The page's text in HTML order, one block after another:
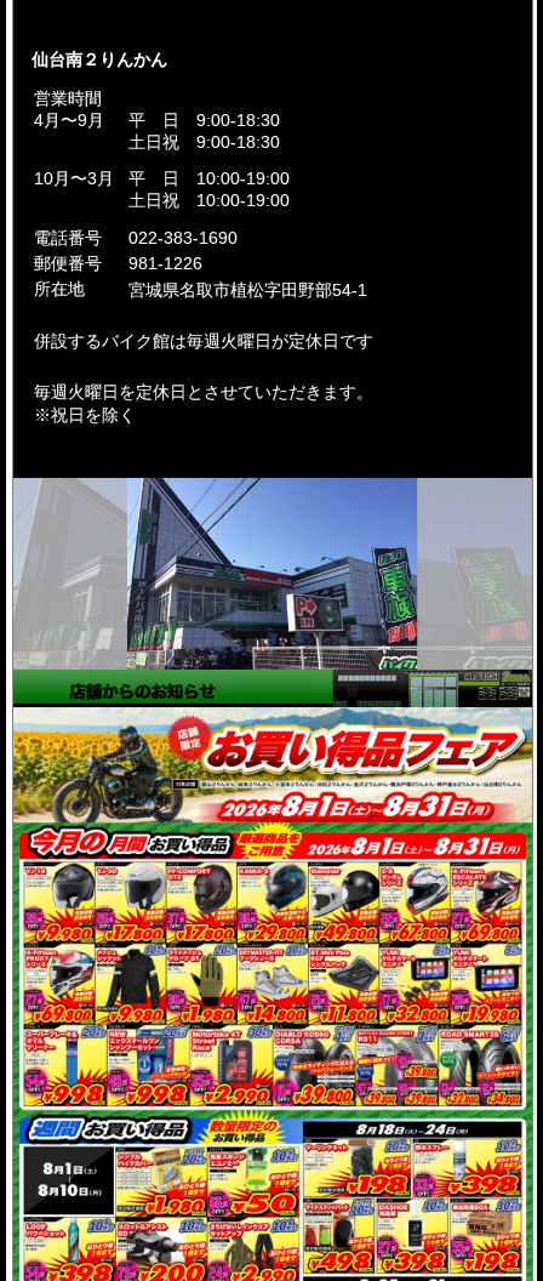
仙台南２りんかん
営業時間
4月〜9月
平 日 9:00-18:30
土日祝 9:00-18:30
10月〜3月
平 日 10:00-19:00
土日祝 10:00-19:00
電話番号
022-383-1690
郵便番号
981-1226
所在地
宮城県名取市植松字田野部54-1
併設するバイク館は毎週火曜日が定休日です
毎週火曜日を定休日とさせていただきます。
※祝日を除く